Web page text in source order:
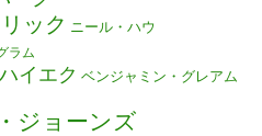
ック ニール・ハウ
ラム
イエク ベンジャミン・グレアム
ジョーンズ